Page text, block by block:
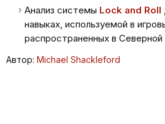
Анализ системы Lock and Roll
навыках, используемой в
распространенных в Северной
Автор: Michael Shackleford